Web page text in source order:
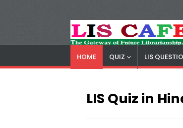
LIS Cafe
HOME QUIZ LIS
LIS Quiz in